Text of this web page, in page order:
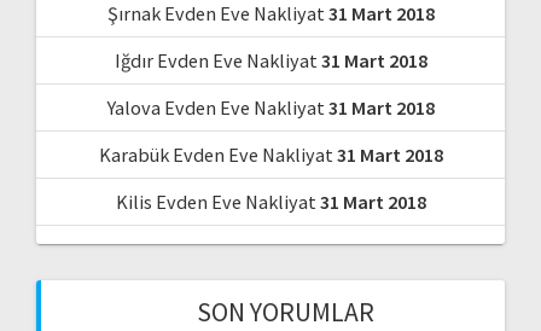
Şırnak Evden Eve Nakliyat31 Mart 2018
Iğdır Evden Eve Nakliyat31 Mart 2018
Yalova Evden Eve Nakliyat31 Mart 2018
Karabük Evden Eve Nakliyat31 Mart 2018
Kilis Evden Eve Nakliyat31 Mart 2018
SON YORUMLAR